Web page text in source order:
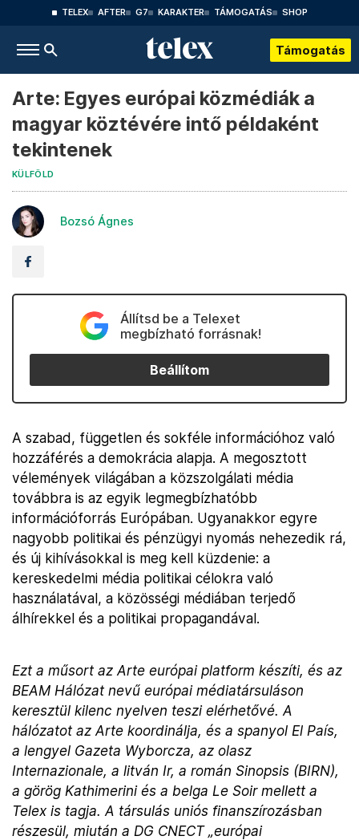
TELEX AFTER G7 KARAKTER TÁMOGATÁS SHOP
Támogatás
Arte: Egyes európai közmédiák a
magyar köztévére intő példaként
tekintenek
KÜLFÖLD
Bozsó Ágnes
Állítsd be a Telexet
megbízható forrásnak!
Beállítom
A szabad, független és sokféle információhoz való
hozzáférés a demokrácia alapja. A megosztott
vélemények világában a közszolgálati média
továbbra is az egyik legmegbízhatóbb
információforrás Európában. Ugyanakkor egyre
nagyobb politikai és pénzügyi nyomás nehezedik rá,
és új kihívásokkal is meg kell küzdenie: a
kereskedelmi média politikai célokra való
használatával, a közösségi médiában terjedő
álhírekkel és a politikai propagandával.
Ezt a műsort az Arte európai platform készíti, és az
BEAM Hálózat nevű európai médiatársuláson
keresztül kilenc nyelven teszi elérhetővé. A
hálózatot az Arte koordinálja, és a spanyol El País,
a lengyel Gazeta Wyborcza, az olasz
Internazionale, a litván Ir, a román Sinopsis (BIRN),
a görög Kathimerini és a belga Le Soir mellett a
Telex is tagja. A társulás uniós finanszírozásban
részesül, miután a DG CNECT „európai